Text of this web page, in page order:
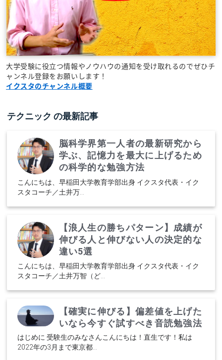
大学受験に役立つ情報やノウハウの通知を受け取れるのでぜひチ
ャンネル登録をお願いします！
イクスタのチャンネル概要
テクニック の最新記事
脳科学界第一人者の最新研究から
学ぶ、記憶力を最大に上げるため
の科学的な勉強方法
こんにちは、早稲田大学教育学部出身 イクスタ代表・イク
スタコーチ／土井万...
【浪人生の勝ちパターン】成績が
伸びる人と伸びない人の決定的な
違い5選
こんにちは、早稲田大学教育学部出身 イクスタ代表・イク
スタコーチ／土井万智（ど...
【確実に伸びる】偏差値を上げた
いなら今すぐ試すべき音読勉強法
はじめに 受験生のみなさんこんにちは！直生です！私は
2022年の3月まで東京都...